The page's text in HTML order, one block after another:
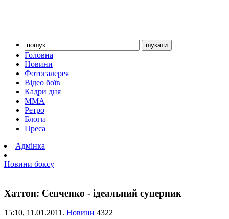
Головна
Новини
Фотогалерея
Відео боїв
Кадри дня
ММА
Ретро
Блоги
Преса
Адмінка
Новини боксу
Хаттон: Сенченко - ідеальний суперник
15:10, 11.01.2011. Новини 4322